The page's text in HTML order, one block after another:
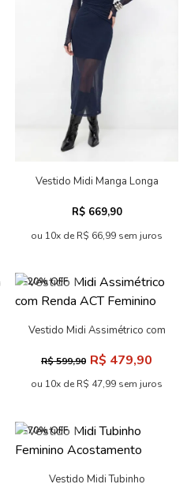
Vestido Midi Manga Longa
R$ 669,90
ou 10x de R$ 66,99 sem juros
-20% OFF
Vestido Midi Assimétrico com
R$ 599,90 R$ 479,90
ou 10x de R$ 47,99 sem juros
-70% OFF
Vestido Midi Tubinho